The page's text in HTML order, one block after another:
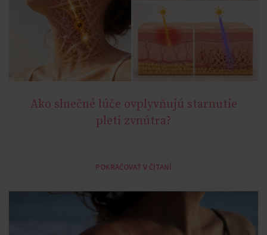
AGE MIRACLE, AGELESS
Ako slnečné lúče ovplyvňujú starnutie
pleti zvnútra?
POKRAČOVAŤ V ČÍTANÍ